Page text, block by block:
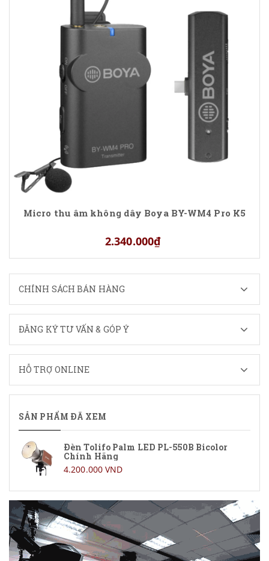
Micro thu âm không dây Boya BY-WM4 Pro K5
2.340.000₫
CHÍNH SÁCH BÁN HÀNG
ĐĂNG KÝ TƯ VẤN & GÓP Ý
HỖ TRỢ ONLINE
SẢN PHẨM ĐÃ XEM
Đèn Tolifo Palm LED PL-550B Bicolor
Chính Hãng
4.200.000 VND